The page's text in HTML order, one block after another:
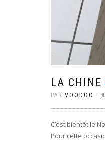
LA CHINE
PAR VOODOO
C’est bientôt le
Pour cette